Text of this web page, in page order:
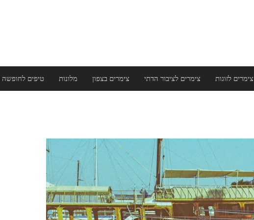
צימרים לזוגות צימרים לציבור הדתי צימרים בצפון מלונות טיפים לחופשה